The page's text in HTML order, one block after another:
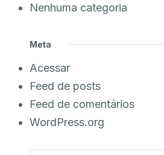
Nenhuma categoria
Meta
Acessar
Feed de posts
Feed de comentários
WordPress.org